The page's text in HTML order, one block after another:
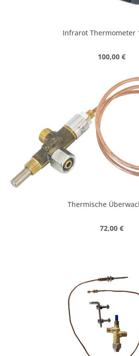
Infrarot Thermometer
Regulärer
100,00 €
Thermische
Regulärer
72,00 €